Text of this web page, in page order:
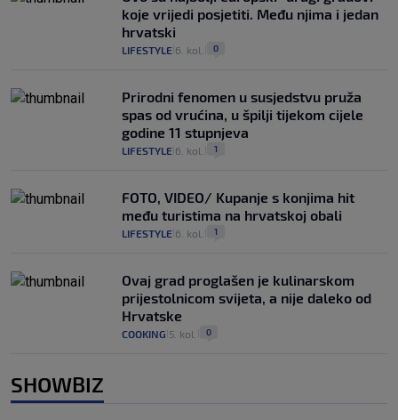
koje vrijedi posjetiti. Među njima i jedan
hrvatski
LIFESTYLE 6. kol. 0
Prirodni fenomen u susjedstvu pruža
spas od vrućina, u špilji tijekom cijele
godine 11 stupnjeva
LIFESTYLE 6. kol. 1
FOTO, VIDEO/ Kupanje s konjima hit
među turistima na hrvatskoj obali
LIFESTYLE 6. kol. 1
Ovaj grad proglašen je kulinarskom
prijestolnicom svijeta, a nije daleko od
Hrvatske
COOKING 5. kol. 0
SHOWBIZ